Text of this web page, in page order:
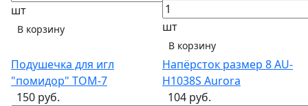
шт
В корзину шт
В корзину
Подушечка для игл
"помидор" TOM-7
150 руб.
Напёрсток размер 8 AU-
H1038S Aurora
104 руб.